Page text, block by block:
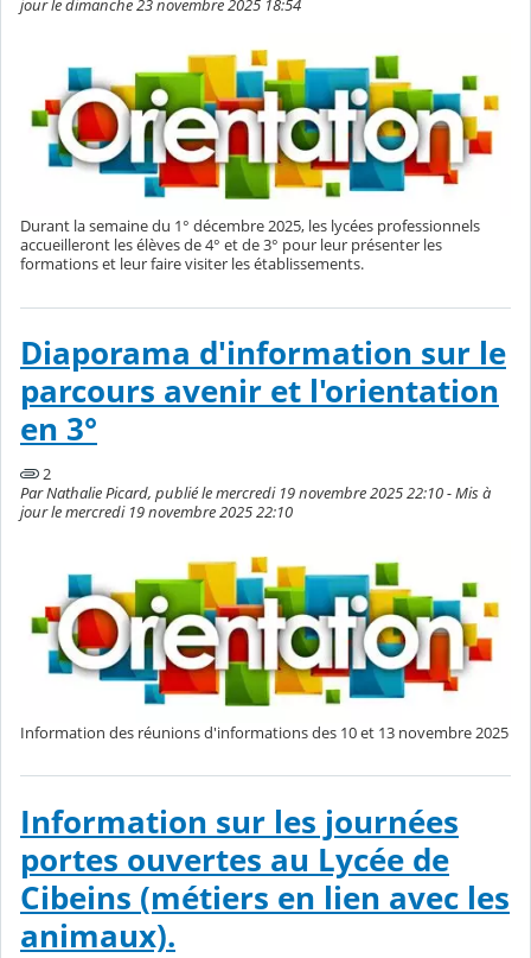
jour le dimanche 23 novembre 2025 18:54
Durant la semaine du 1° décembre 2025, les lycées professionnels
accueilleront les élèves de 4° et de 3° pour leur présenter les
formations et leur faire visiter les établissements.
Diaporama d'information sur le
parcours avenir et l'orientation
en 3°
2
Par Nathalie Picard, publié le mercredi 19 novembre 2025 22:10 - Mis à
jour le mercredi 19 novembre 2025 22:10
Information des réunions d'informations des 10 et 13 novembre 2025
Information sur les journées
portes ouvertes au Lycée de
Cibeins (métiers en lien avec les
animaux).